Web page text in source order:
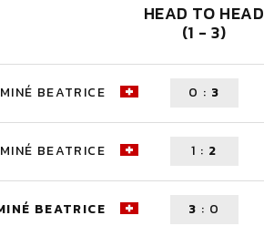
HEAD TO HEAD
(1 - 3)
BEATRICE 0 : 3
BEATRICE 1 : 2
BEATRICE 3 : 0